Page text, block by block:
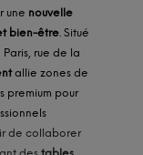
une nouvelle
bien-être . Situé
rue de la
allie zones de
premium pour
de collaborer